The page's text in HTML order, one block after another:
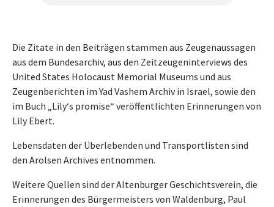
Die Zitate in den Beiträgen stammen aus Zeugenaussagen
aus dem Bundesarchiv, aus den Zeitzeugeninterviews des
United States Holocaust Memorial Museums und aus
Zeugenberichten im Yad Vashem Archiv in Israel, sowie den
im Buch „Lily‘s promise“ veröffentlichten Erinnerungen von
Lily Ebert.
Lebensdaten der Überlebenden und Transportlisten sind
den Arolsen Archives entnommen.
Weitere Quellen sind der Altenburger Geschichtsverein, die
Erinnerungen des Bürgermeisters von Waldenburg, Paul